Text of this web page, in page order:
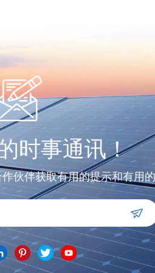
时事通讯！
伙伴获取有用的提示和有用